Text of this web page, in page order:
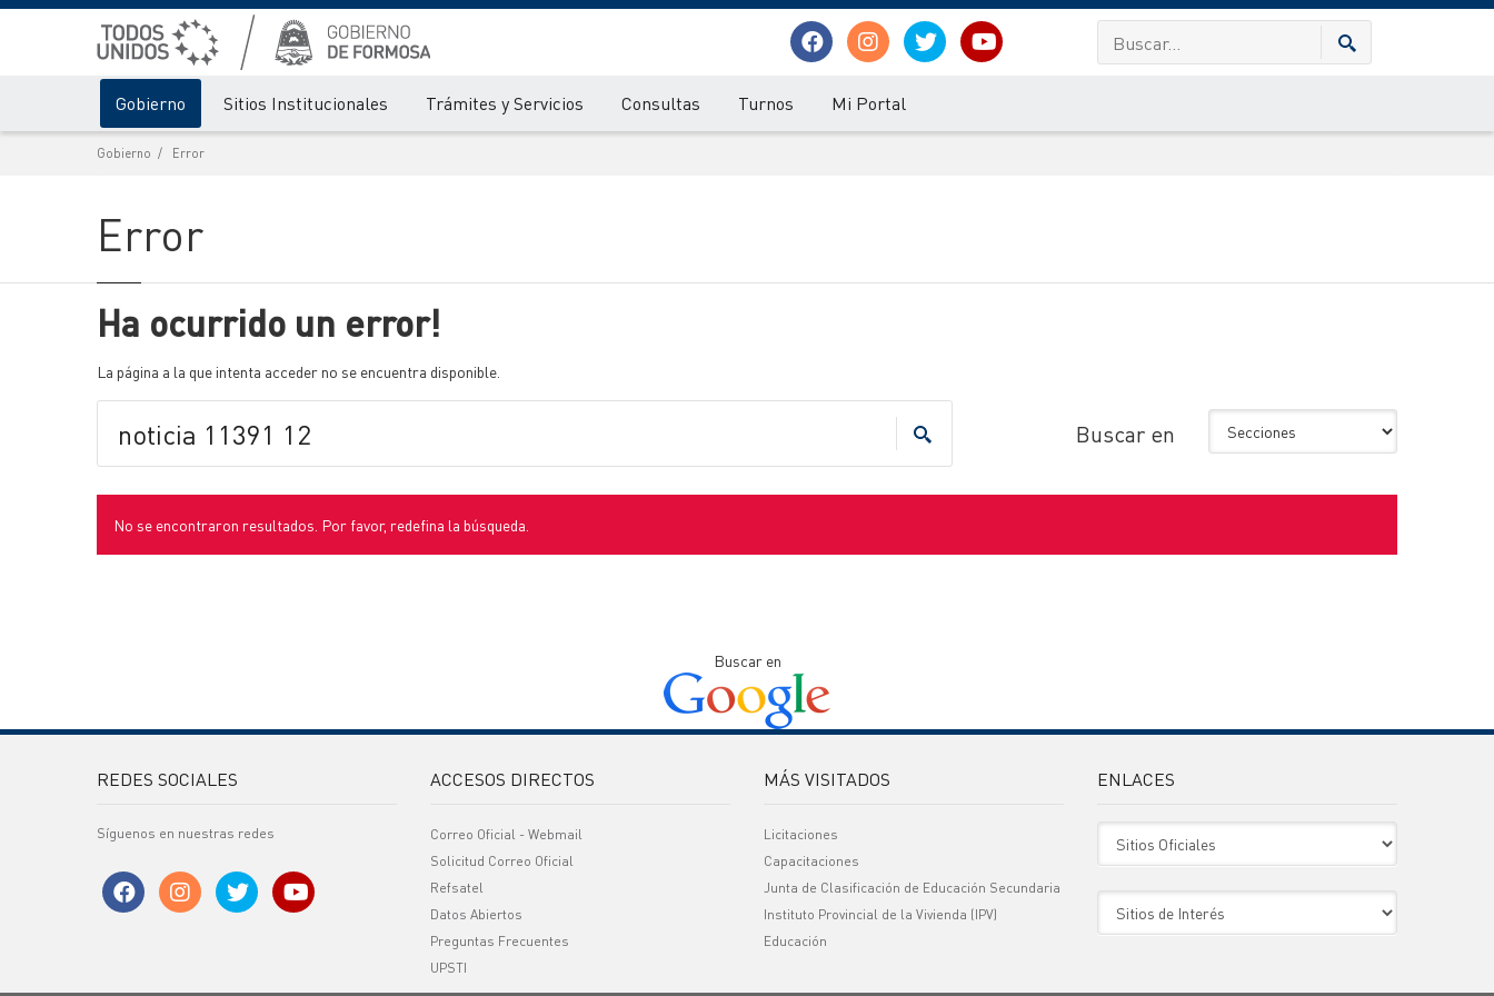
Gobierno Sitios Institucionales Trámites y Servicios Consultas Turnos Mi Portal
Gobierno Error
Error
Ha ocurrido un error!
La página a la que intenta acceder no se encuentra disponible.
Buscar en
No se encontraron resultados. Por favor, redefina la búsqueda.
Buscar en
REDES SOCIALES
Síguenos en nuestras redes
ACCESOS DIRECTOS
Correo Oficial - Webmail
Solicitud Correo Oficial
Refsatel
Datos Abiertos
Preguntas Frecuentes
UPSTI
MÁS VISITADOS
Licitaciones
Capacitaciones
Junta de Clasificación de Educación Secundaria
Instituto Provincial de la Vivienda (IPV)
Educación
ENLACES